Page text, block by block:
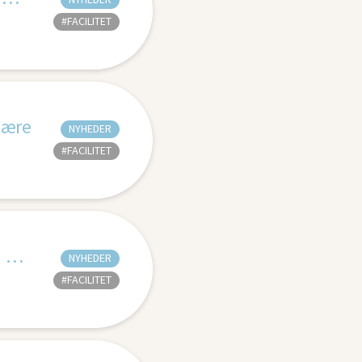
#FACILITET
NYHEDER
#FACILITET
Hvordan Klimasikrer I Klubben? Tag på webinar onsdag den 11. juni kl. 20-21.30
NYHEDER
#FACILITET